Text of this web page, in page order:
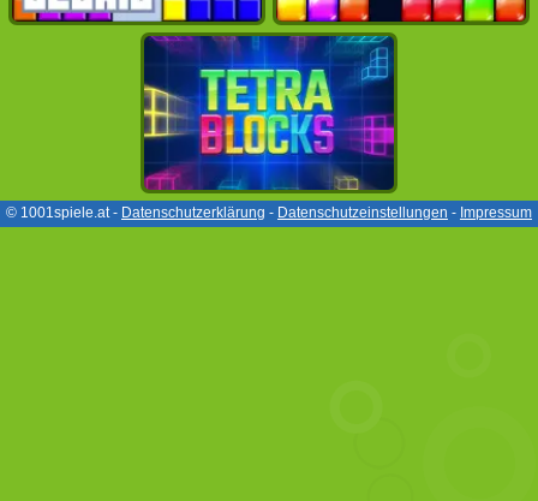
© 1001spiele.at - Datenschutzerklärung - Datenschutzeinstellungen - Impressum